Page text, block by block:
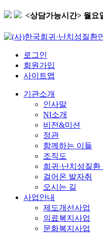
<상담가능시간> 월요
로그인
회원가입
사이트맵
기관소개
인사말
NI소개
비전&미션
정관
함께하는 이들
조직도
희귀·난치성질
걸어온 발자취
오시는 길
사업안내
제도개선사업
의료복지사업
문화복지사업